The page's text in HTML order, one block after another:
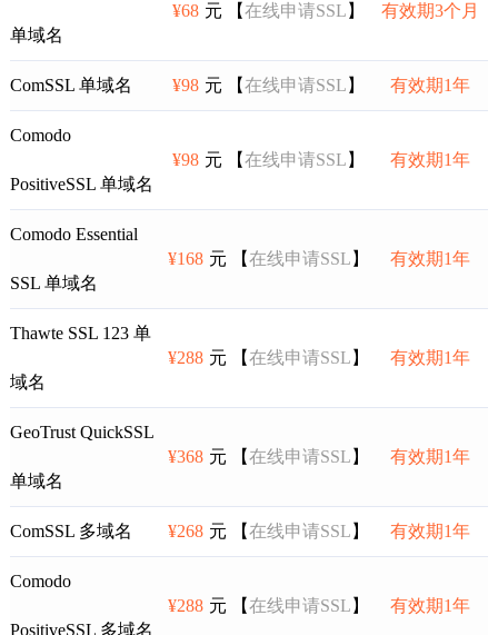
单域名
¥68 元 【在线申请SSL 】 有效期3个月
ComSSL 单域名 ¥98 元 【在线申请SSL 】 有效期1年
Comodo
PositiveSSL 单域名
¥98 元 【在线申请SSL 】 有效期1年
Comodo Essential
SSL 单域名
¥168 元 【在线申请SSL 】 有效期1年
Thawte SSL 123 单
域名
¥288 元 【在线申请SSL 】 有效期1年
GeoTrust QuickSSL
单域名
¥368 元 【在线申请SSL 】 有效期1年
ComSSL 多域名 ¥268 元 【在线申请SSL 】 有效期1年
Comodo
PositiveSSL 多域名
¥288 元 【在线申请SSL 】 有效期1年